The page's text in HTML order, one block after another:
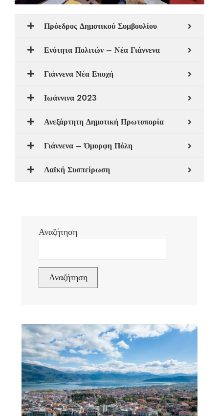
Πρόεδρος Δημοτικού Συμβουλίου
Ενότητα Πολιτών – Νέα Γιάννενα
Γιάννενα Νέα Εποχή
Ιωάννινα 2023
Ανεξάρτητη Δημοτική Πρωτοπορία
Γιάννενα – Όμορφη Πόλη
Λαϊκή Συσπείρωση
Αναζήτηση
Αναζήτηση